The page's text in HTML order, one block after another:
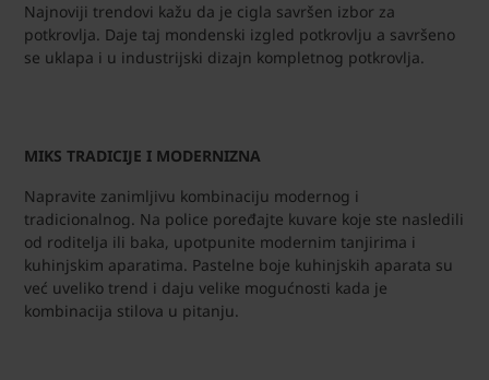
Najnoviji trendovi kažu da je cigla savršen izbor za
potkrovlja. Daje taj mondenski izgled potkrovlju a savršeno
se uklapa i u industrijski dizajn kompletnog potkrovlja.
MIKS TRADICIJE I MODERNIZNA
Napravite zanimljivu kombinaciju modernog i
tradicionalnog. Na police poređajte kuvare koje ste nasledili
od roditelja ili baka, upotpunite modernim tanjirima i
kuhinjskim aparatima. Pastelne boje kuhinjskih aparata su
već uveliko trend i daju velike mogućnosti kada je
kombinacija stilova u pitanju.